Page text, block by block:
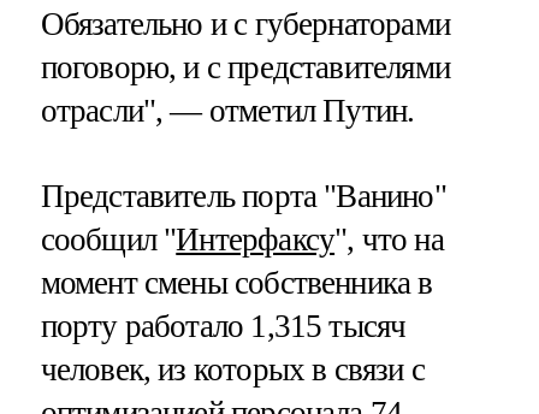
Обязательно и с губернаторами
поговорю, и с представителями
отрасли", — отметил Путин.
Представитель порта "Ванино"
сообщил "Интерфаксу", что на
момент смены собственника в
порту работало 1,315 тысяч
человек, из которых в связи с